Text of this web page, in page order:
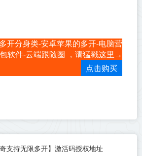
开分身类-安卓苹果的多开-电脑营
软件-云端跟随圈 ，请猛戳这里→
点击购买
奇支持无限多开】激活码授权地址